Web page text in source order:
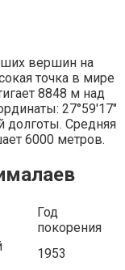
вершин на
точка в мире
8848 м над
27°59′17″
долготы. Средняя
6000 метров.
Год
покорения
1953